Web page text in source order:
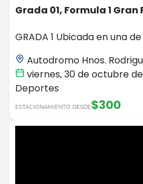
Grada 01, Formula 1
GRADA 1 Ubicada en una
Autodromo Hnos.
viernes, 30 de octubre
Deportes
ESTACIONAMIENTO DESDE$300